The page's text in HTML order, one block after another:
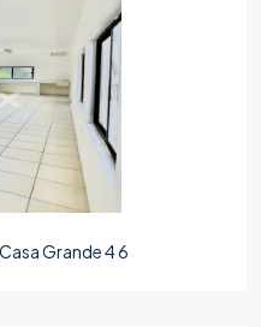
Grande 4 6